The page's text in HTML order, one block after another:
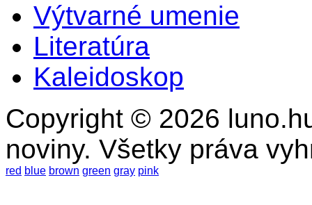
Výtvarné umenie
Literatúra
Kaleidoskop
Copyright © 2026
noviny. Všetky práva
red blue brown green gray pink